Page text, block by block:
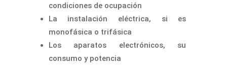
condiciones de ocupación
La instalación eléctrica, si es
monofásica o trifásica
Los aparatos electrónicos, su
consumo y potencia